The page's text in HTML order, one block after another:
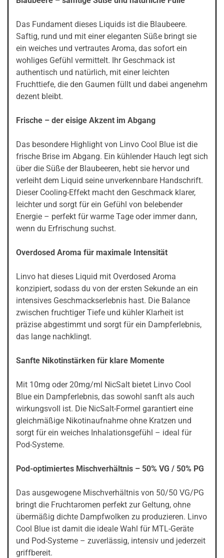
Das Fundament dieses Liquids ist die Blaubeere.
Saftig, rund und mit einer eleganten Süße bringt sie
ein weiches und vertrautes Aroma, das sofort ein
wohliges Gefühl vermittelt. Ihr Geschmack ist
authentisch und natürlich, mit einer leichten
Fruchttiefe, die den Gaumen füllt und dabei angenehm
dezent bleibt.
Frische – der eisige Akzent im Abgang
Das besondere Highlight von Linvo Cool Blue ist die
frische Brise im Abgang. Ein kühlender Hauch legt sich
über die Süße der Blaubeeren, hebt sie hervor und
verleiht dem Liquid seine unverkennbare Handschrift.
Dieser Cooling-Effekt macht den Geschmack klarer,
leichter und sorgt für ein Gefühl von belebender
Energie – perfekt für warme Tage oder immer dann,
wenn du Erfrischung suchst.
Overdosed Aroma für maximale Intensität
Linvo hat dieses Liquid mit Overdosed Aroma
konzipiert, sodass du von der ersten Sekunde an ein
intensives Geschmackserlebnis hast. Die Balance
zwischen fruchtiger Tiefe und kühler Klarheit ist
präzise abgestimmt und sorgt für ein Dampferlebnis,
das lange nachklingt.
Sanfte Nikotinstärken für klare Momente
Mit 10mg oder 20mg/ml NicSalt bietet Linvo Cool
Blue ein Dampferlebnis, das sowohl sanft als auch
wirkungsvoll ist. Die NicSalt-Formel garantiert eine
gleichmäßige Nikotinaufnahme ohne Kratzen und
sorgt für ein weiches Inhalationsgefühl – ideal für
Pod-Systeme.
Pod-optimiertes Mischverhältnis – 50% VG / 50% PG
Das ausgewogene Mischverhältnis von 50/50 VG/PG
bringt die Fruchtaromen perfekt zur Geltung, ohne
übermäßig dichte Dampfwolken zu produzieren. Linvo
Cool Blue ist damit die ideale Wahl für MTL-Geräte
und Pod-Systeme – zuverlässig, intensiv und jederzeit
griffbereit.